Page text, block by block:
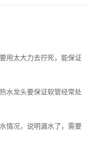
用太大力去拧死，能保证
水龙头要保证软管经常处
情况，说明漏水了，需要